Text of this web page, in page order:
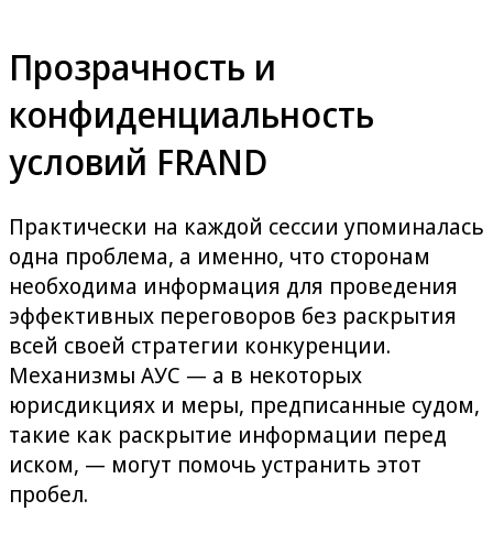
Прозрачность и
конфиденциальность
условий FRAND
Практически на каждой сессии упоминалась
одна проблема, а именно, что сторонам
необходима информация для проведения
эффективных переговоров без раскрытия
всей своей стратегии конкуренции.
Механизмы АУС — а в некоторых
юрисдикциях и меры, предписанные судом,
такие как раскрытие информации перед
иском, — могут помочь устранить этот
пробел.